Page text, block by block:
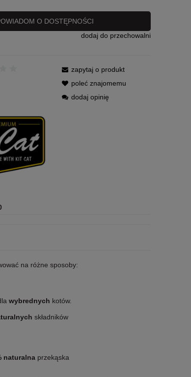
O DOSTĘPNOŚCI
dodaj do przechowalni
zapytaj o produkt
poleć znajomemu
dodaj opinię
na różne sposoby:
wybrednych kotów.
składników
naturalna przekąska